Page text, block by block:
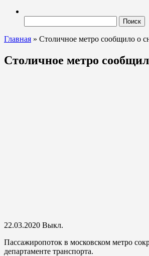
Главная » Столичное метро сообщило о
Столичное метро
22.03.2020 Выкл.
Пассажиропоток в московском метро
департаменте транспорта.